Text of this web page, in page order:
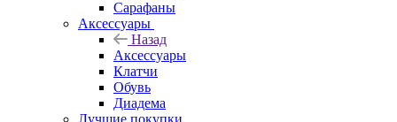
Сарафаны
Аксессуары
Назад
Аксессуары
Клатчи
Обувь
Диадема
Лучшие покупки